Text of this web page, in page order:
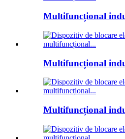
Multifuncțional
Multifuncțional
Multifuncțional